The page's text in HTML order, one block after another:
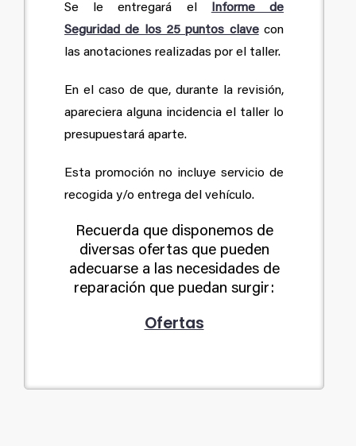
Se le entregará el
Informe de
Seguridad de los 25 puntos clavecon
las anotaciones realizadas por el taller.
En el caso de que, durante la revisión,
apareciera alguna incidencia el taller lo
presupuestará aparte.
Esta promoción no incluye servicio de
recogida y/o entrega del vehículo.
Recuerda que disponemos de
diversas ofertas que pueden
adecuarse a las necesidades de
reparación que puedan surgir:
Ofertas